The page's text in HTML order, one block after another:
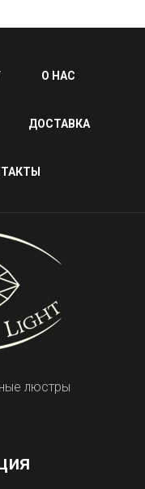
О НАС
ДОСТАВКА
люстры